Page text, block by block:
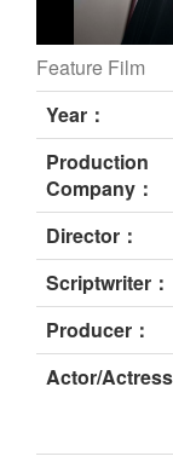
Invisible
Feature Film
Year：
Production
Company：
Director：
Scriptwriter：
Producer：
Actor/Actress